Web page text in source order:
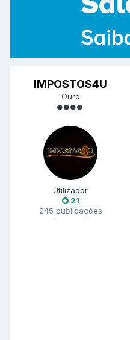
IMPOSTOS4U
Ouro
Utilizador
21
245 publicações